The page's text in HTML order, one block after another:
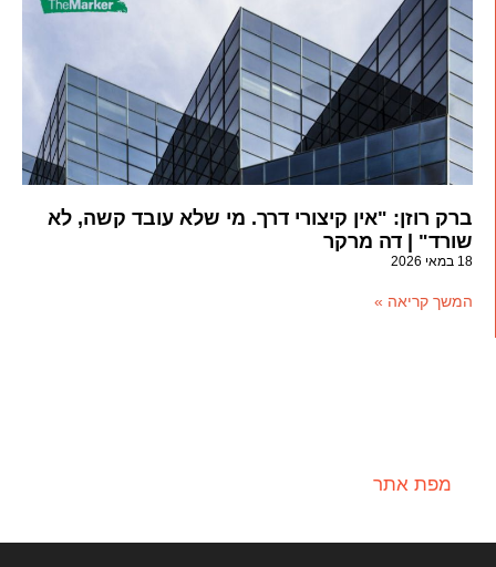
ברק רוזן: "אין קיצורי דרך. מי שלא עובד קשה, לא
שורד" | דה מרקר
18 במאי 2026
המשך קריאה »
מפת אתר